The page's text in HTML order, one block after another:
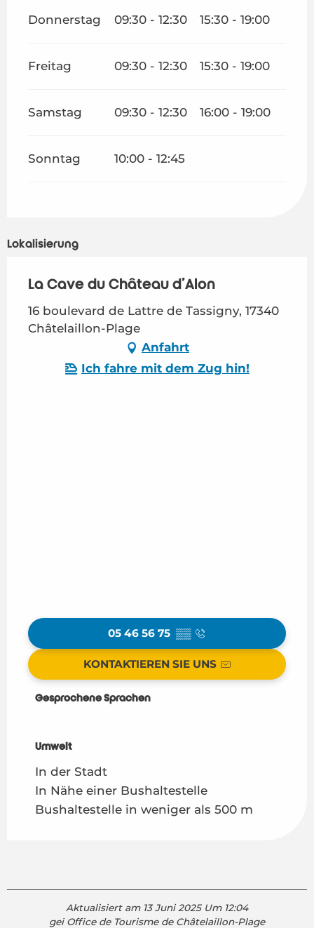
Donnerstag 09:30 - 12:30 15:30 - 19:00
Freitag 09:30 - 12:30 15:30 - 19:00
Samstag 09:30 - 12:30 16:00 - 19:00
Sonntag 10:00 - 12:45
Lokalisierung
La Cave du Château d'Alon
16 boulevard de Lattre de Tassigny, 17340
Châtelaillon-Plage
Anfahrt
Ich fahre mit dem Zug hin!
05 46 56 75 ▒▒
KONTAKTIEREN SIE UNS
Gesprochene Sprachen
Gesprochene Sprachen
Umwelt
Umwelt
In der Stadt
In Nähe einer Bushaltestelle
Bushaltestelle in weniger als 500 m
Aktualisiert am 13 Juni 2025 Um 12:04
gei Office de Tourisme de Châtelaillon-Plage